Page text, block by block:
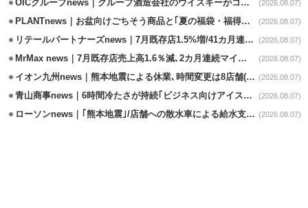
OICグループnews｜グループ酒造会社のウイスキーがコンペティション受賞 (2026.08.07)
PLANTnews｜お盆向けごちそう商品と｢夏の福袋・福得カート｣8/8から開催 (2026.08.07)
リテールパートナーズnews｜7月既存店1.5%増/41カ月連続増 (2026.08.07)
MrMax news｜7月既存店売上高1.6％減､2カ月連続マイナス (2026.08.07)
イオン九州news｜熊本地震による休業､時間変更は8店舗(8/7時点) (2026.08.07)
青山商事news｜6時間冷たさが持続｢ビジネス向けアイスベスト｣発売 (2026.08.07)
ローソンnews｜｢熊本地震｣/店舗への散水車による給水支援を開始 (2026.08.07)